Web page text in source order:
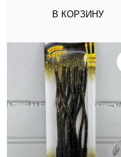
В КОРЗИНУ